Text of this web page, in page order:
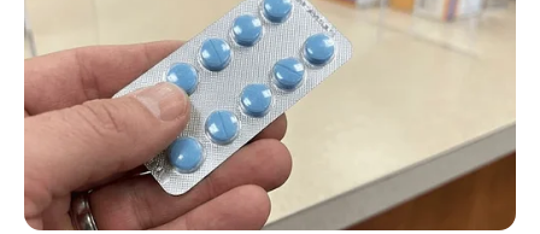
แนะนำ
ดูดวง
ดูเพิ่มเติม